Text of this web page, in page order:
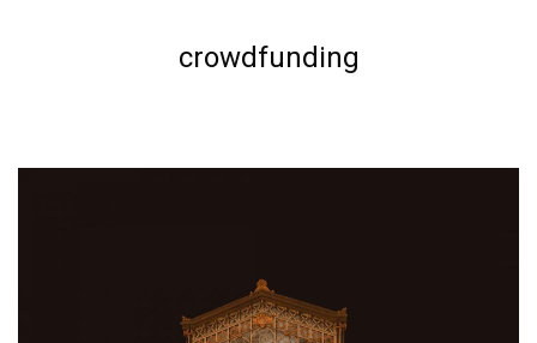
crowdfunding